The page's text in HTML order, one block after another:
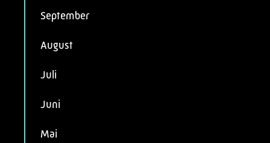
September
August
Juli
Juni
Mai